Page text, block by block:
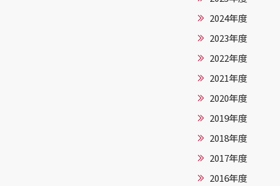
2024年度
2023年度
2022年度
2021年度
2020年度
2019年度
2018年度
2017年度
2016年度